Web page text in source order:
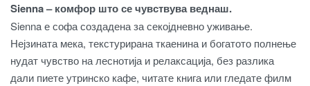
Sienna – комфор што се чувствува веднаш.
Sienna е софа создадена за секојдневно уживање.
Нејзината мека, текстурирана ткаенина и богатото полнење
нудат чувство на леснотија и релаксација, без разлика
дали пиете утринско кафе, читате книга или гледате филм